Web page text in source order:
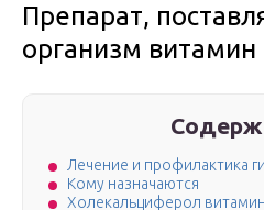
Препарат,
организм витамин
Лечение и профилактика
Кому назначаются
Холекальциферол